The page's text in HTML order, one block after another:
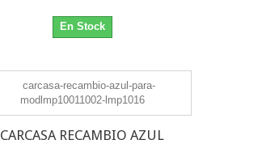
En Stock
CARCASA RECAMBIO AZUL